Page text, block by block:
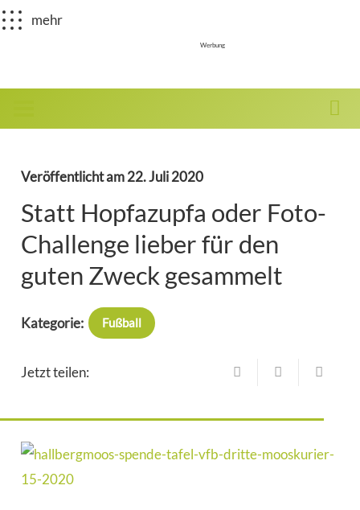
mehr
Werbung
Veröffentlicht am22. Juli 2020
Statt Hopfazupfa oder Foto-
Challenge lieber für den
guten Zweck gesammelt
Kategorie: Fußball
Jetzt teilen: